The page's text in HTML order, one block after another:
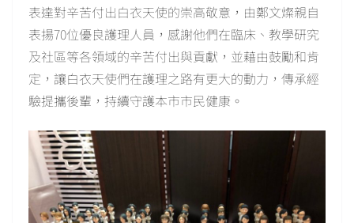
表達對辛苦付出白衣天使的崇高敬意，由鄭文燦親自
表揚70位優良護理人員，感謝他們在臨床、教學研究
及社區等各領域的辛苦付出與貢獻，並藉由鼓勵和肯
定，讓白衣天使們在護理之路有更大的動力，傳承經
驗提攜後輩，持續守護本市市民健康。